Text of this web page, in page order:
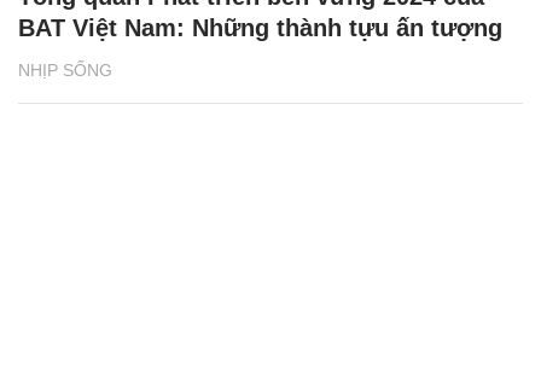
NHỊP SỐNG
BAT Việt Nam: Những thành tựu ấn tượng